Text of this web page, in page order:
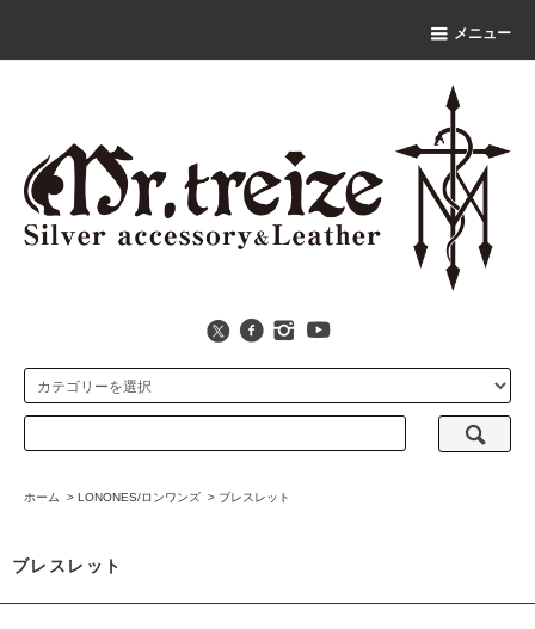
メニュー
ホーム > LONONES/ロンワンズ > ブレスレット
ブレスレット